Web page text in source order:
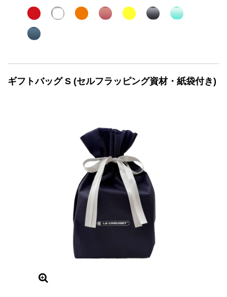
ギフトバッグ S (セルフラッピング資材・紙袋付き)